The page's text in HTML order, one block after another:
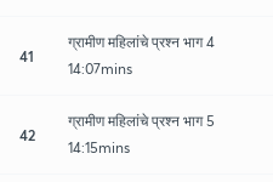
41
ग्रामीण महिलांचे प्रश्न भाग 4
14:07mins
42
ग्रामीण महिलांचे प्रश्न भाग 5
14:15mins